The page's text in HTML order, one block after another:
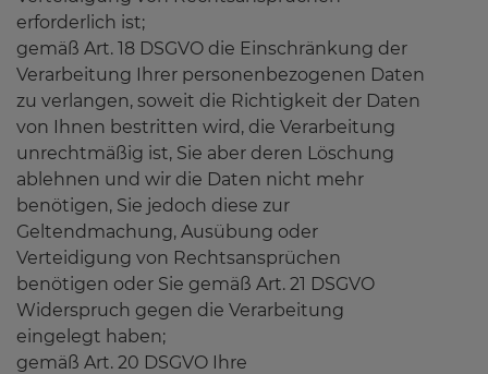
erforderlich ist;
gemäß Art. 18 DSGVO die Einschränkung der
Verarbeitung Ihrer personenbezogenen Daten
zu verlangen, soweit die Richtigkeit der Daten
von Ihnen bestritten wird, die Verarbeitung
unrechtmäßig ist, Sie aber deren Löschung
ablehnen und wir die Daten nicht mehr
benötigen, Sie jedoch diese zur
Geltendmachung, Ausübung oder
Verteidigung von Rechtsansprüchen
benötigen oder Sie gemäß Art. 21 DSGVO
Widerspruch gegen die Verarbeitung
eingelegt haben;
gemäß Art. 20 DSGVO Ihre